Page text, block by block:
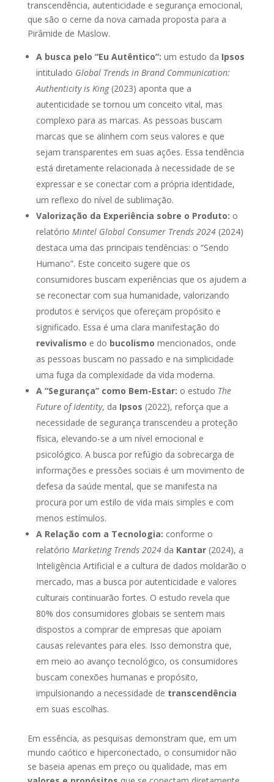
transcendência, autenticidade e segurança emocional,
que são o cerne da nova camada proposta para a
Pirâmide de Maslow.
A busca pelo “Eu Autêntico”: um estudo da Ipsos
intitulado Global Trends in Brand Communication:
Authenticity is King(2023) aponta que a
autenticidade se tornou um conceito vital, mas
complexo para as marcas. As pessoas buscam
marcas que se alinhem com seus valores e que
sejam transparentes em suas ações. Essa tendência
está diretamente relacionada à necessidade de se
expressar e se conectar com a própria identidade,
um reflexo do nível de sublimação.
Valorização da Experiência sobre o Produto: o
relatório Mintel Global Consumer Trends 2024(2024)
destaca uma das principais tendências: o “Sendo
Humano”. Este conceito sugere que os
consumidores buscam experiências que os ajudem a
se reconectar com sua humanidade, valorizando
produtos e serviços que ofereçam propósito e
significado. Essa é uma clara manifestação do
revivalismo e do bucolismo mencionados, onde
as pessoas buscam no passado e na simplicidade
uma fuga da complexidade da vida moderna.
A “Segurança” como Bem-Estar: o estudo The
Future of Identity, da Ipsos (2022), reforça que a
necessidade de segurança transcendeu a proteção
física, elevando-se a um nível emocional e
psicológico. A busca por refúgio da sobrecarga de
informações e pressões sociais é um movimento de
defesa da saúde mental, que se manifesta na
procura por um estilo de vida mais simples e com
menos estímulos.
A Relação com a Tecnologia: conforme o
relatório Marketing Trends 2024da Kantar(2024), a
Inteligência Artificial e a cultura de dados moldarão o
mercado, mas a busca por autenticidade e valores
culturais continuarão fortes. O estudo revela que
80% dos consumidores globais se sentem mais
dispostos a comprar de empresas que apoiam
causas relevantes para eles. Isso demonstra que,
em meio ao avanço tecnológico, os consumidores
buscam conexões humanas e propósito,
impulsionando a necessidade de transcendência
em suas escolhas.
Em essência, as pesquisas demonstram que, em um
mundo caótico e hiperconectado, o consumidor não
se baseia apenas em preço ou qualidade, mas em